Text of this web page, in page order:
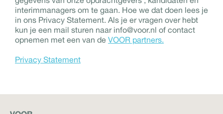
interimmanagers om te gaan. Hoe we dat doen lees je
in ons Privacy Statement. Als je er vragen over hebt
kun je een mail sturen naar info@voor.nl of contact
opnemen met een van de VOOR partners.
Privacy Statement